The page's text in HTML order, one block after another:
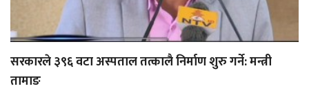
सरकारले ३९६ वटा अस्पताल तत्कालै निर्माण शुरु गर्ने: मन्त्री
तामाङ